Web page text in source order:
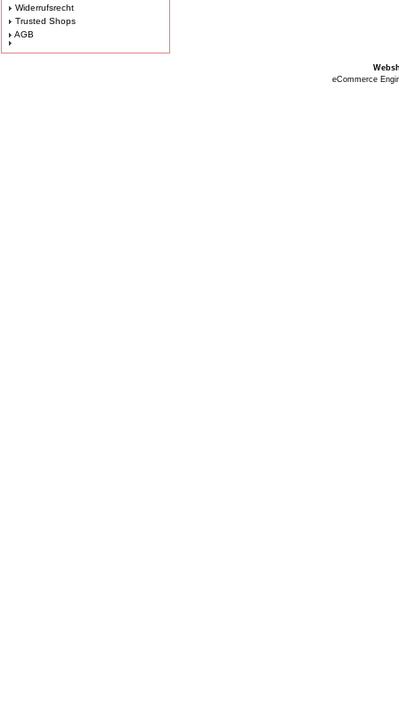
Widerrufsrecht
Trusted Shops
AGB
eCommerce